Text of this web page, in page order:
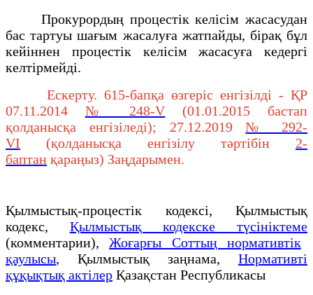
Прокурордың процестік келісім жасасудан
бас тартуы шағым жасалуға жатпайды, бірақ бұл
кейіннен процестік келісім жасасуға кедергі
келтірмейді.
Ескерту. 615-бапқа өзгеріс енгізілді - ҚР
07.11.2014 № 248-V(01.01.2015 бастап
қолданысқа енгізіледі); 27.12.2019№ 292-
VІ (қолданысқа енгізілу тәртібін 2-
баптан қараңыз) Заңдарымен.
Қылмыстық-процестік кодексi, Қылмыстық
кодекс, Қылмыстық кодекске түсініктеме
(комментарии),Жоғарғы Соттың нормативтік
қаулысы, Қылмыстық заңнама, Нормативті
құқықтық актілер Қазақстан Республикасы